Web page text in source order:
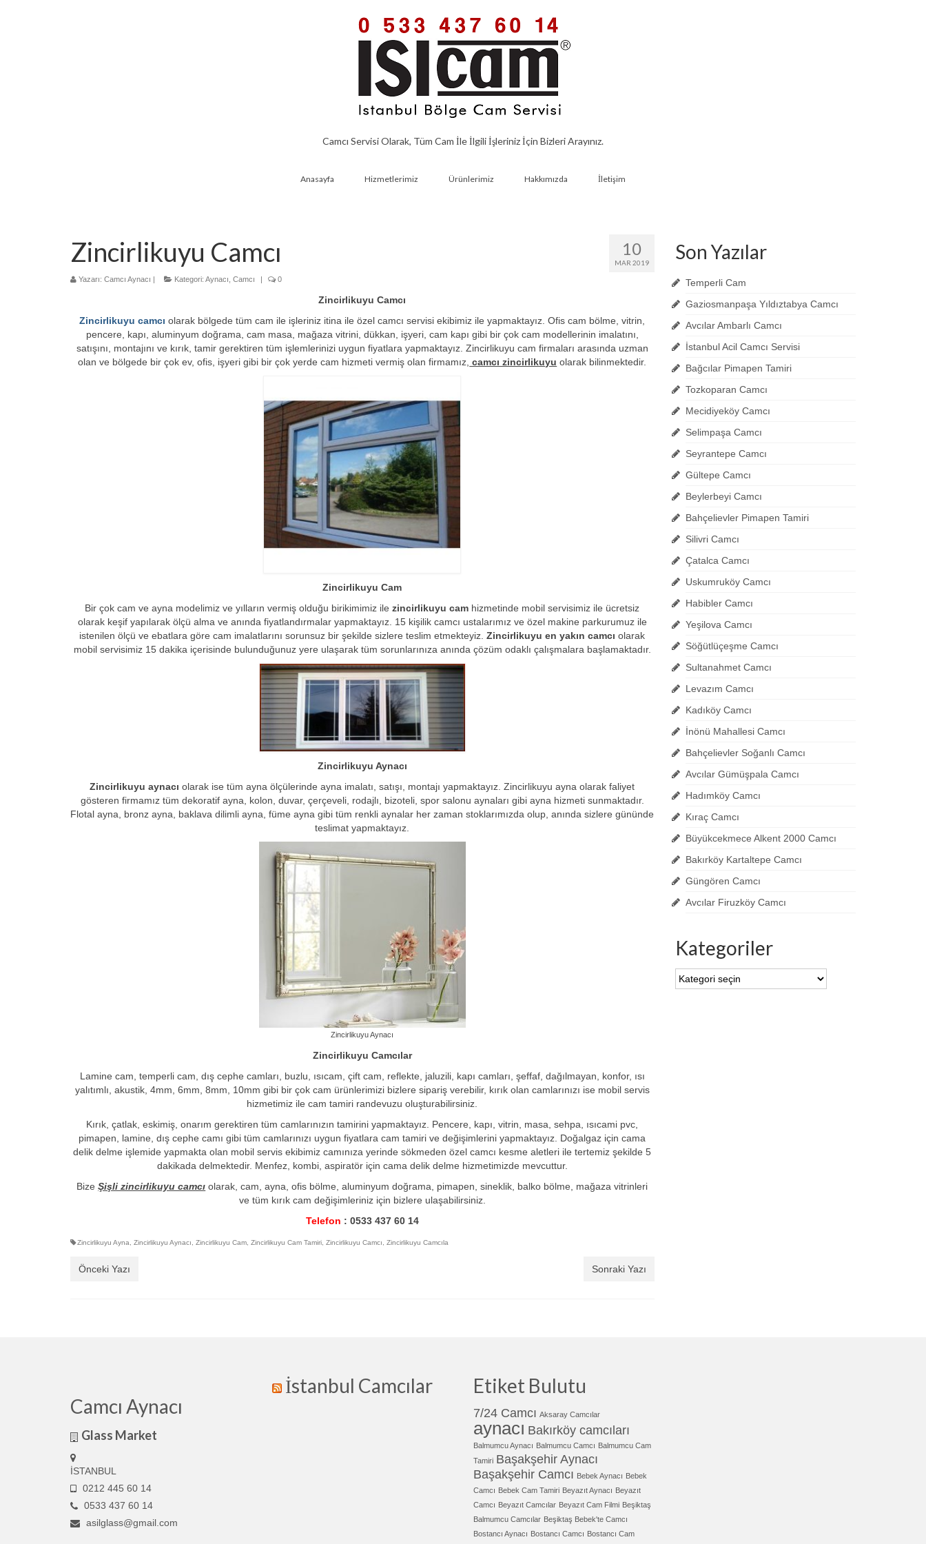
Camcı Servisi Olarak, Tüm Cam İle İlgili İşleriniz İçin Bizleri Arayınız.
Anasayfa Hizmetlerimiz Ürünlerimiz Hakkımızda İletişim
10
MAR 2019
Zincirlikuyu Camcı
Yazarı: Camcı Aynacı | Kategori: Aynacı Camcı | 0
Zincirlikuyu Camcı
Zincirlikuyu camcı olarak bölgede tüm cam ile işleriniz itina ile özel camcı servisi ekibimiz ile yapmaktayız. Ofis cam bölme, vitrin,
pencere, kapı, aluminyum doğrama, cam masa, mağaza vitrini, dükkan, işyeri, cam kapı gibi bir çok cam modellerinin imalatını,
satışını, montajını ve kırık, tamir gerektiren tüm işlemlerinizi uygun fiyatlara yapmaktayız. Zincirlikuyu cam firmaları arasında uzman
olan ve bölgede bir çok ev, ofis, işyeri gibi bir çok yerde cam hizmeti vermiş olan firmamız, camcı zincirlikuyu olarak bilinmektedir.
Zincirlikuyu Cam
Bir çok cam ve ayna modelimiz ve yılların vermiş olduğu birikimimiz ilezincirlikuyu cam hizmetinde mobil servisimiz ile ücretsiz
olarak keşif yapılarak ölçü alma ve anında fiyatlandırmalar yapmaktayız. 15 kişilik camcı ustalarımız ve özel makine parkurumuz ile
istenilen ölçü ve ebatlara göre cam imalatlarını sorunsuz bir şekilde sizlere teslim etmekteyiz.Zincirlikuyu en yakın camcı olarak
mobil servisimiz 15 dakika içerisinde bulunduğunuz yere ulaşarak tüm sorunlarınıza anında çözüm odaklı çalışmalara başlamaktadır.
Zincirlikuyu Aynacı
Zincirlikuyu aynacı olarak ise tüm ayna ölçülerinde ayna imalatı, satışı, montajı yapmaktayız. Zincirlikuyu ayna olarak faliyet
gösteren firmamız tüm dekoratif ayna, kolon, duvar, çerçeveli, rodajlı, bizoteli, spor salonu aynaları gibi ayna hizmeti sunmaktadır.
Flotal ayna, bronz ayna, baklava dilimli ayna, füme ayna gibi tüm renkli aynalar her zaman stoklarımızda olup, anında sizlere gününde
teslimat yapmaktayız.
Zincirlikuyu Aynacı
Zincirlikuyu Camcılar
Lamine cam, temperli cam, dış cephe camları, buzlu, ısıcam, çift cam, reflekte, jaluzili, kapı camları, şeffaf, dağılmayan, konfor, ısı
yalıtımlı, akustik, 4mm, 6mm, 8mm, 10mm gibi bir çok cam ürünlerimizi bizlere sipariş verebilir, kırık olan camlarınızı ise mobil servis
hizmetimiz ile cam tamiri randevuzu oluşturabilirsiniz.
Kırık, çatlak, eskimiş, onarım gerektiren tüm camlarınızın tamirini yapmaktayız. Pencere, kapı, vitrin, masa, sehpa, ısıcami pvc,
pimapen, lamine, dış cephe camı gibi tüm camlarınızı uygun fiyatlara cam tamiri ve değişimlerini yapmaktayız. Doğalgaz için cama
delik delme işlemide yapmakta olan mobil servis ekibimiz camınıza yerinde sökmeden özel camcı kesme aletleri ile tertemiz şekilde 5
dakikada delmektedir. Menfez, kombi, aspiratör için cama delik delme hizmetimizde mevcuttur.
BizeŞişli zincirlikuyu camcı olarak, cam, ayna, ofis bölme, aluminyum doğrama, pimapen, sineklik, balko bölme, mağaza vitrinleri
ve tüm kırık cam değişimleriniz için bizlere ulaşabilirsiniz.
Telefon : 0533 437 60 14
Zincirlikuyu Ayna Zincirlikuyu Aynacı Zincirlikuyu Cam Zincirlikuyu Cam Tamiri Zincirlikuyu Camcı Zincirlikuyu Camcıla
Önceki Yazı Sonraki Yazı
Son Yazılar
Temperli Cam
Gaziosmanpaşa Yıldıztabya Camcı
Avcılar Ambarlı Camcı
İstanbul Acil Camcı Servisi
Bağcılar Pimapen Tamiri
Tozkoparan Camcı
Mecidiyeköy Camcı
Selimpaşa Camcı
Seyrantepe Camcı
Gültepe Camcı
Beylerbeyi Camcı
Bahçelievler Pimapen Tamiri
Silivri Camcı
Çatalca Camcı
Uskumruköy Camcı
Habibler Camcı
Yeşilova Camcı
Söğütlüçeşme Camcı
Sultanahmet Camcı
Levazım Camcı
Kadıköy Camcı
İnönü Mahallesi Camcı
Bahçelievler Soğanlı Camcı
Avcılar Gümüşpala Camcı
Hadımköy Camcı
Kıraç Camcı
Büyükcekmece Alkent 2000 Camcı
Bakırköy Kartaltepe Camcı
Güngören Camcı
Avcılar Firuzköy Camcı
Kategoriler
Kategoriler
Camcı Aynacı
Glass Market
İSTANBUL
0212 445 60 14
0533 437 60 14
asilglass@gmail.com
İstanbul Camcılar Etiket Bulutu
7/24 Camcı Aksaray Camcılar
aynacı Bakırköy camcıları
Balmumcu Aynacı Balmumcu Camcı Balmumcu Cam
Tamiri Başakşehir Aynacı
Başakşehir Camcı Bebek Aynacı Bebek
Camcı Bebek Cam Tamiri Beyazıt Aynacı Beyazıt
Camcı Beyazıt Camcılar Beyazıt Cam Filmi Beşiktaş
Balmumcu Camcılar Beşiktaş Bebek'te Camcı
Bostancı Aynacı Bostancı Camcı Bostancı Cam